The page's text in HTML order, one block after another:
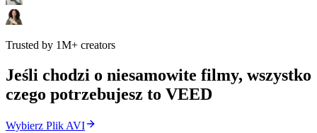
Trusted by 1M+ creators
Jeśli chodzi o niesamowite filmy, wszystko
czego potrzebujesz to VEED
Wybierz Plik AVI